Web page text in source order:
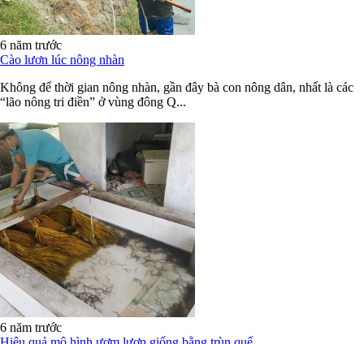
6 năm trước
Cào lươn lúc nông nhàn
Không để thời gian nông nhàn, gần đây bà con nông dân, nhất là các
“lão nông tri điền” ở vùng đông Q...
6 năm trước